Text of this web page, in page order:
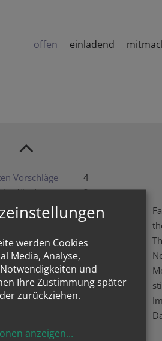
offen einladend
Vorschläge
4
3
2
1
für den
werden Cookies
Media, Analyse,
und
Ihre Zustimmung später
zurückziehen.
anzeigen...